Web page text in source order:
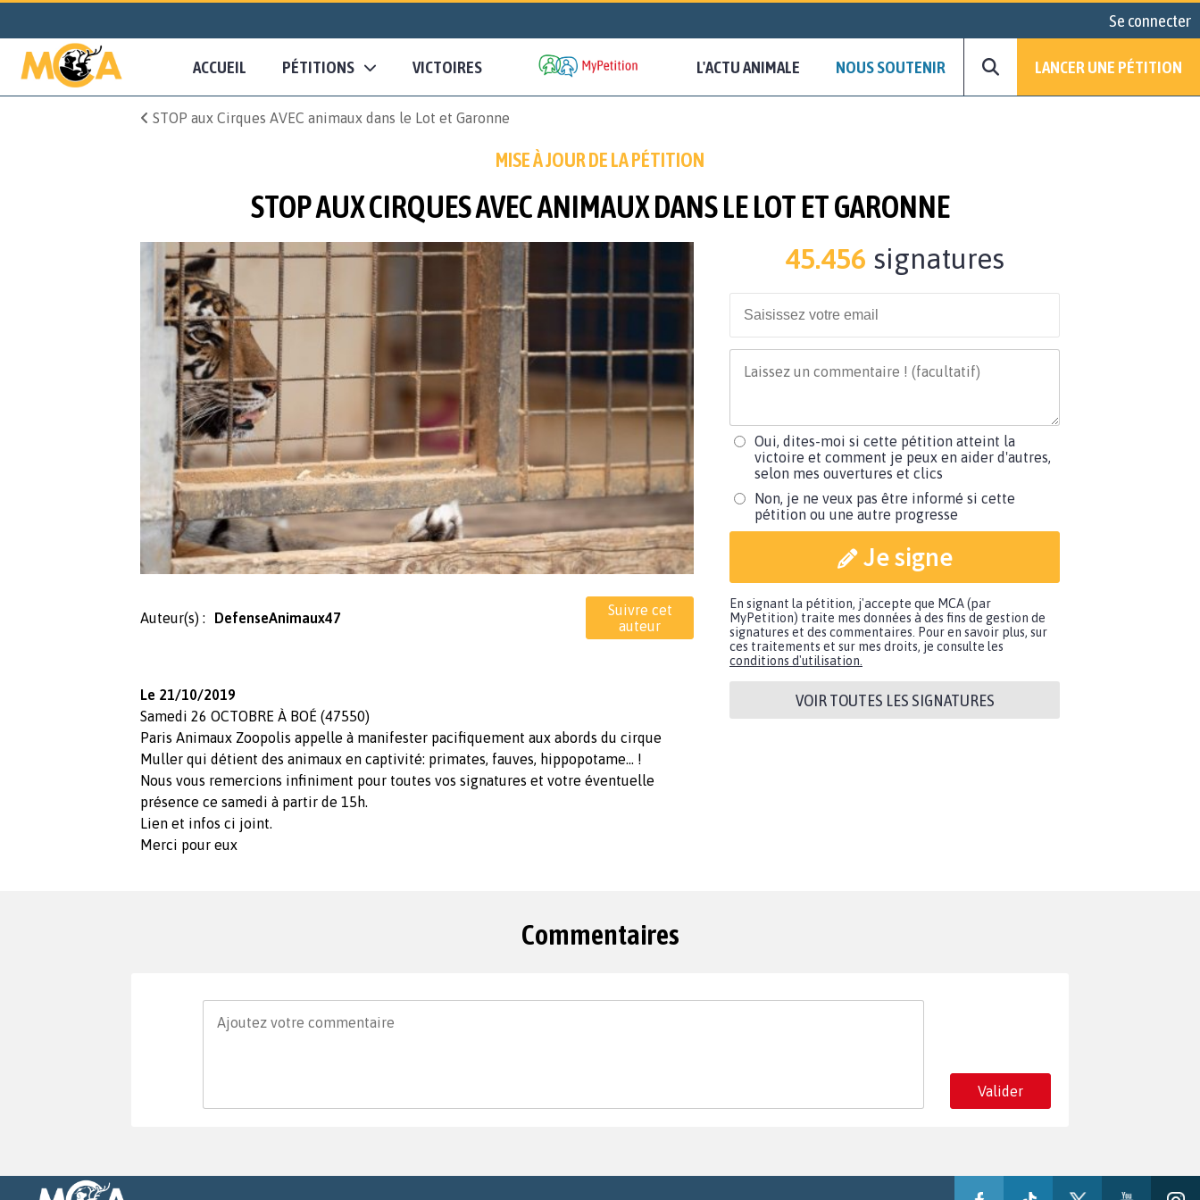
Se connecter
ACCUEIL PÉTITIONS VICTOIRES L'ACTU ANIMALE NOUS SOUTENIR LANCER UNE PÉTITION
STOP aux Cirques AVEC animaux dans le Lot et Garonne
MISE À JOUR DE LA PÉTITION
STOP AUX CIRQUES AVEC ANIMAUX DANS LE LOT ET GARONNE
Auteur(s) : DefenseAnimaux47
Suivre cet
auteur
Le 21/10/2019
Samedi 26 OCTOBRE À BOÉ (47550)
Paris Animaux Zoopolis appelle à manifester pacifiquement aux abords du cirque
Muller qui détient des animaux en captivité: primates, fauves, hippopotame... !
Nous vous remercions infiniment pour toutes vos signatures et votre éventuelle
présence ce samedi à partir de 15h.
Lien et infos ci joint.
Merci pour eux
45.456 signatures
Oui, dites-moi si cette pétition atteint la
victoire et comment je peux en aider d'autres,
selon mes ouvertures et clics
Non, je ne veux pas être informé si cette
pétition ou une autre progresse
Je signe
En signant la pétition, j'accepte que MCA (par
MyPetition) traite mes données à des fins de gestion de
signatures et des commentaires. Pour en savoir plus, sur
ces traitements et sur mes droits, je consulte les
conditions d'utilisation.
VOIR TOUTES LES SIGNATURES
Commentaires
Valider